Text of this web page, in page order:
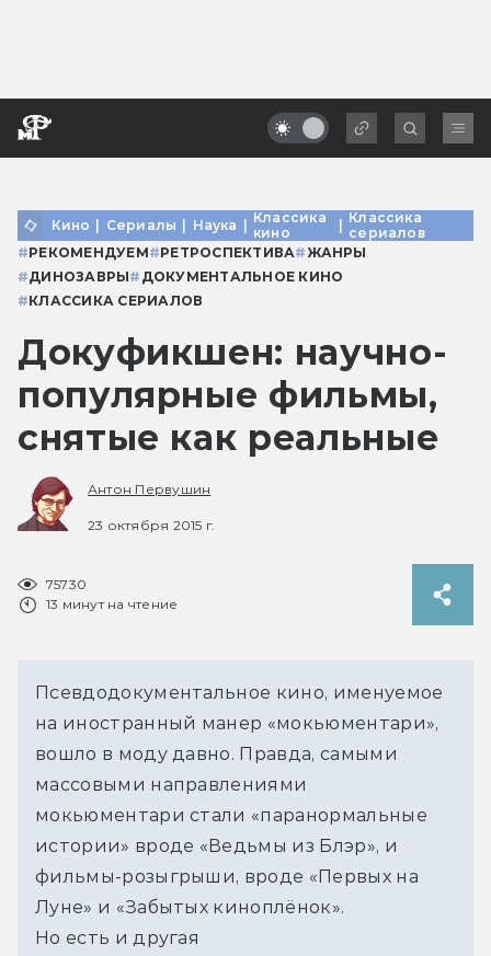
Кино | Сериалы | Наука | Классика
кино
| Классика
сериалов
#РЕКОМЕНДУЕМ#РЕТРОСПЕКТИВА# ЖАНРЫ
#ДИНОЗАВРЫ# ДОКУМЕНТАЛЬНОЕ КИНО
#КЛАССИКА СЕРИАЛОВ
Докуфикшен: научно-
популярные фильмы,
снятые как реальные
Антон Первушин
23 октября 2015 г.
75730
13 минут на чтение
Псевдодокументальное кино, именуемое
на иностранный манер «мокьюментари»,
вошло в моду давно. Правда, самыми
массовыми направлениями
мокьюментари стали «паранормальные
истории» вроде «Ведьмы из Блэр», и
фильмы-розыгрыши, вроде «Первых на
Луне» и «Забытых киноплёнок».
Но есть и другая